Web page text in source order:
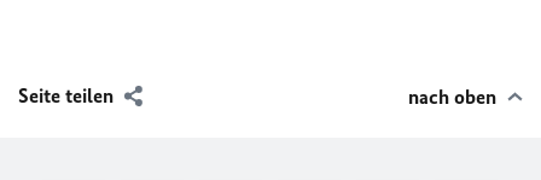
Seite teilen nach oben